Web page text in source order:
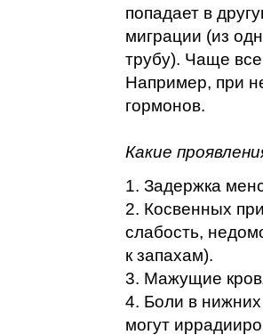
попадает в
миграции (из
трубу). Чаще
Например, при
гормонов.
Какие
1. Задержка
2. Косвенных
слабость,
к запахам).
3. Мажущие
4. Боли в
могут